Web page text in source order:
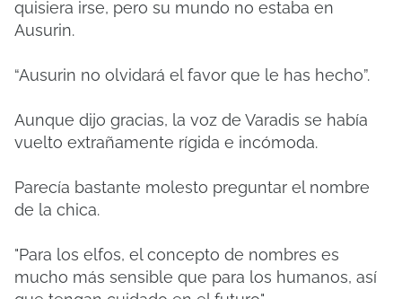
quisiera irse, pero su mundo no estaba en
Ausurin.
“Ausurin no olvidará el favor que le has hecho”.
Aunque dijo gracias, la voz de Varadis se había
vuelto extrañamente rígida e incómoda.
Parecía bastante molesto preguntar el nombre
de la chica.
"Para los elfos, el concepto de nombres es
mucho más sensible que para los humanos, así